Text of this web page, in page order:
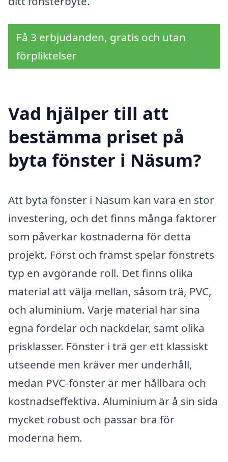
Få 3 erbjudanden, gratis och utan
förpliktelser
Vad hjälper till att
bestämma priset på
byta fönster i Näsum?
Att byta fönster i Näsum kan vara en stor
investering, och det finns många faktorer
som påverkar kostnaderna för detta
projekt. Först och främst spelar fönstrets
typ en avgörande roll. Det finns olika
material att välja mellan, såsom trä, PVC,
och aluminium. Varje material har sina
egna fördelar och nackdelar, samt olika
prisklasser. Fönster i trä ger ett klassiskt
utseende men kräver mer underhåll,
medan PVC-fönster är mer hållbara och
kostnadseffektiva. Aluminium är å sin sida
mycket robust och passar bra för
moderna hem.